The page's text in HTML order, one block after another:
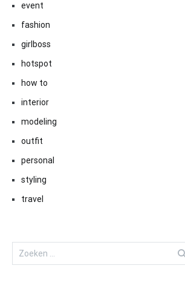
event
fashion
girlboss
hotspot
how to
interior
modeling
outfit
personal
styling
travel
Zoeken
naar: